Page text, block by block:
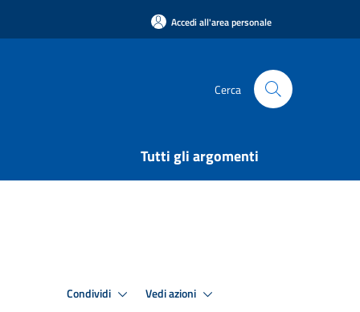
Accedi all'area personale
Cerca
Tutti gli argomenti
Condividi Vedi azioni